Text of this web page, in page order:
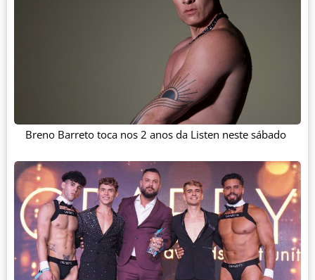
Breno Barreto toca nos 2 anos da Listen neste sábado